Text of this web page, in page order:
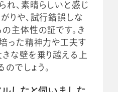
れ、素晴らしいと感じ
りや、試行錯誤しな
主体性の証です。き
培った精神力や工夫す
きな壁を乗り越える上
でしょう。